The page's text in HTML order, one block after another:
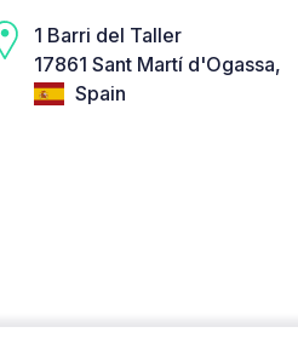
1 Barri del Taller
17861 Sant Martí d'Ogassa,
Spain